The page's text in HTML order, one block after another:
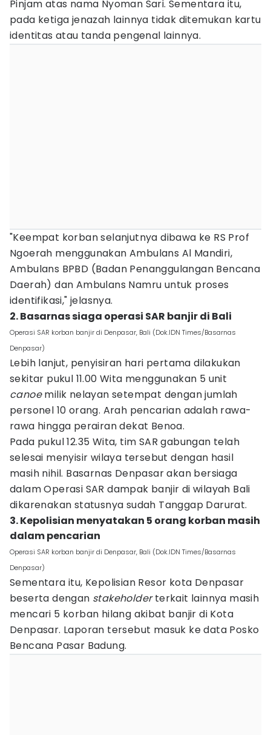
Pinjam atas nama Nyoman Sari. Sementara itu,
pada ketiga jenazah lainnya tidak ditemukan kartu
identitas atau tanda pengenal lainnya.
"Keempat korban selanjutnya dibawa ke RS Prof
Ngoerah menggunakan Ambulans Al Mandiri,
Ambulans BPBD (Badan Penanggulangan Bencana
Daerah) dan Ambulans Namru untuk proses
identifikasi," jelasnya.
2. Basarnas siaga operasi SAR banjir di Bali
Operasi SAR korban banjir di Denpasar, Bali (Dok.IDN Times/Basarnas
Denpasar)
Lebih lanjut, penyisiran hari pertama dilakukan
sekitar pukul 11.00 Wita menggunakan 5 unit
canoemilik nelayan setempat dengan jumlah
personel 10 orang. Arah pencarian adalah rawa-
rawa hingga perairan dekat Benoa.
Pada pukul 12.35 Wita, tim SAR gabungan telah
selesai menyisir wilaya tersebut dengan hasil
masih nihil. Basarnas Denpasar akan bersiaga
dalam Operasi SAR dampak banjir di wilayah Bali
dikarenakan statusnya sudah Tanggap Darurat.
3. Kepolisian menyatakan 5 orang korban masih
dalam pencarian
Operasi SAR korban banjir di Denpasar, Bali (Dok.IDN Times/Basarnas
Denpasar)
Sementara itu, Kepolisian Resor kota Denpasar
beserta dengan stakeholderterkait lainnya masih
mencari 5 korban hilang akibat banjir di Kota
Denpasar. Laporan tersebut masuk ke data Posko
Bencana Pasar Badung.